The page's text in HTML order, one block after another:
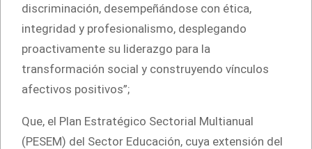
discriminación, desempeñándose con ética,
integridad y profesionalismo, desplegando
proactivamente su liderazgo para la
transformación social y construyendo vínculos
afectivos positivos”;
Que, el Plan Estratégico Sectorial Multianual
(PESEM) del Sector Educación, cuya extensión del